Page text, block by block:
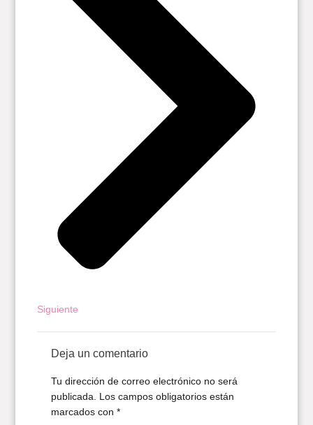
Siguiente
Deja un comentario
Tu dirección de correo electrónico no será
publicada. Los campos obligatorios están
marcados con *